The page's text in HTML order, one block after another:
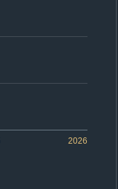
2026